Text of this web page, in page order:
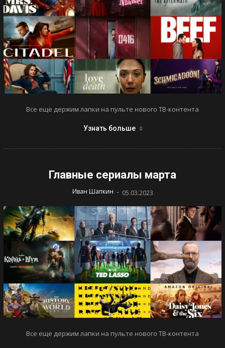
Все еще держим лапки на пульте нового ТВ-контента
Узнать больше
Главные сериалы марта
Иван Шапкин - 05.03.2023
Все еще держим лапки на пульте нового ТВ-контента